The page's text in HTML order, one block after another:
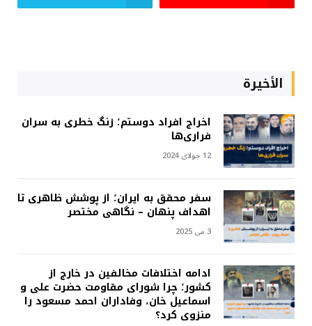
الأخيرة
اخراج افراد دوستم؛ زنگ خطری به سران
فراری‌ها
12 جولای 2024
سفر محقق به ایران؛ از پوشش ظاهری تا
اهداف پنهان – نگاهی مختصر
3 می 2025
ادامه اختلافات مخالفین در خارج از
کشور؛ چرا شورای مقاومت حضرت علی و
اسماعیل خان، وفاداران احمد مسعود را
منزوی کرد؟